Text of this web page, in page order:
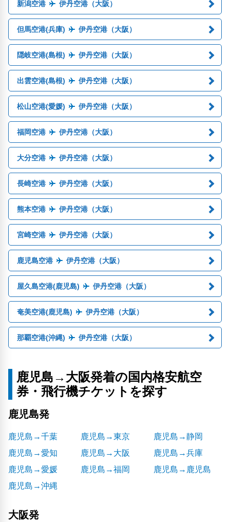
新潟空港 伊丹空港（大阪）
但馬空港(兵庫) 伊丹空港（大阪）
隠岐空港(島根) 伊丹空港（大阪）
出雲空港(島根) 伊丹空港（大阪）
松山空港(愛媛) 伊丹空港（大阪）
福岡空港 伊丹空港（大阪）
大分空港 伊丹空港（大阪）
長崎空港 伊丹空港（大阪）
熊本空港 伊丹空港（大阪）
宮崎空港 伊丹空港（大阪）
鹿児島空港 伊丹空港（大阪）
屋久島空港(鹿児島) 伊丹空港（大阪）
奄美空港(鹿児島) 伊丹空港（大阪）
那覇空港(沖縄) 伊丹空港（大阪）
鹿児島→大阪発着の国内格安航空
券・飛行機チケットを探す
鹿児島発
鹿児島→千葉 鹿児島→東京
鹿児島→静岡
鹿児島→愛知
鹿児島→大阪
鹿児島→兵庫
鹿児島→愛媛
鹿児島→福岡
鹿児島→鹿児島
鹿児島→沖縄
大阪発